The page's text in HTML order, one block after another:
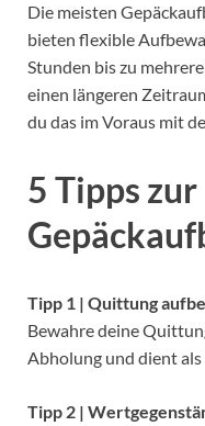
Die meisten
bieten flexible
Stunden bis zu
einen längeren
du das im Voraus mit
5 Tipps zur
Tipp 1 | Quittung
Bewahre deine
Abholung und dient als
Tipp 2 |